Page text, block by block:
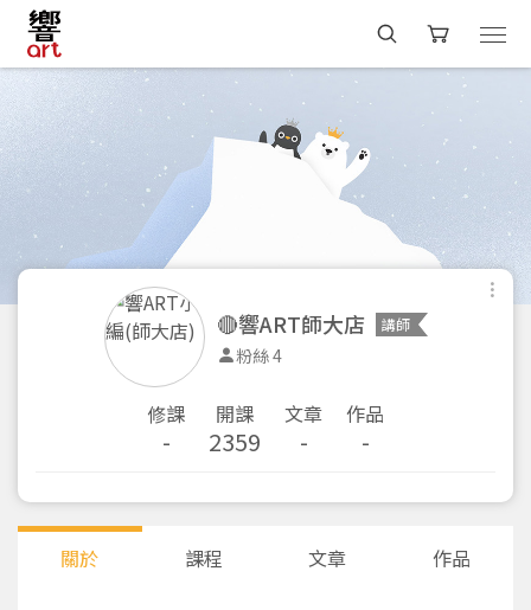
🔴響ART師大店 講師
粉絲 4
修課
-
開課
2359
文章
-
作品
-
關於 課程 文章 作品